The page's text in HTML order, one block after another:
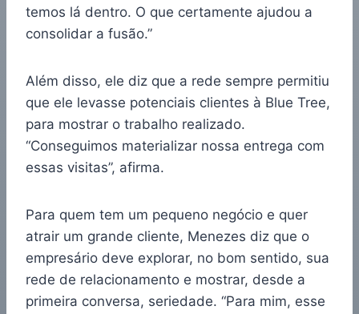
temos lá dentro. O que certamente ajudou a
consolidar a fusão.”
Além disso, ele diz que a rede sempre permitiu
que ele levasse potenciais clientes à Blue Tree,
para mostrar o trabalho realizado.
“Conseguimos materializar nossa entrega com
essas visitas”, afirma.
Para quem tem um pequeno negócio e quer
atrair um grande cliente, Menezes diz que o
empresário deve explorar, no bom sentido, sua
rede de relacionamento e mostrar, desde a
primeira conversa, seriedade. “Para mim, esse